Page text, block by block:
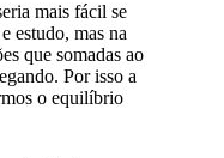
mais fácil se
estudo, mas na
que somadas ao
Por isso a
o equilíbrio